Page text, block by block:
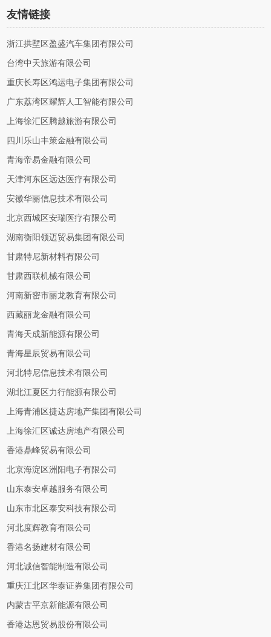
友情链接
浙江拱墅区盈盛汽车集团有限公司
台湾中天旅游有限公司
重庆长寿区鸿运电子集团有限公司
广东荔湾区耀辉人工智能有限公司
上海徐汇区腾越旅游有限公司
四川乐山丰策金融有限公司
青海帝易金融有限公司
天津河东区远达医疗有限公司
安徽华丽信息技术有限公司
北京西城区安瑞医疗有限公司
湖南衡阳领迈贸易集团有限公司
甘肃特尼新材料有限公司
甘肃西联机械有限公司
河南新密市丽龙教育有限公司
西藏丽龙金融有限公司
青海天成新能源有限公司
青海星辰贸易有限公司
河北特尼信息技术有限公司
湖北江夏区力行能源有限公司
上海青浦区捷达房地产集团有限公司
上海徐汇区诚达房地产有限公司
香港鼎峰贸易有限公司
北京海淀区洲阳电子有限公司
山东泰安卓越服务有限公司
山东市北区泰安科技有限公司
河北度辉教育有限公司
香港名扬建材有限公司
河北诚信智能制造有限公司
重庆江北区华泰证券集团有限公司
内蒙古平京新能源有限公司
香港达恩贸易股份有限公司